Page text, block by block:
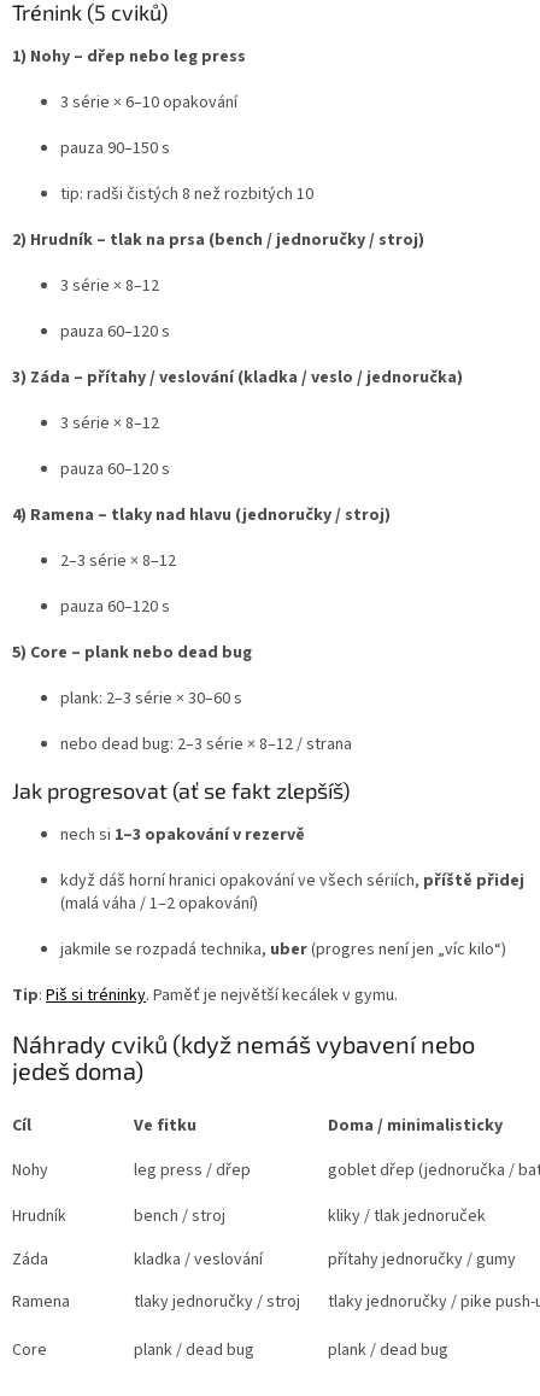
Trénink (5 cviků)
1) Nohy – dřep nebo leg press
3 série × 6–10 opakování
pauza 90–150 s
tip: radši čistých 8 než rozbitých 10
2) Hrudník – tlak na prsa (bench / jednoručky / stroj)
3 série × 8–12
pauza 60–120 s
3) Záda – přítahy / veslování (kladka / veslo / jednoručka)
3 série × 8–12
pauza 60–120 s
4) Ramena – tlaky nad hlavu (jednoručky / stroj)
2–3 série × 8–12
pauza 60–120 s
5) Core – plank nebo dead bug
plank: 2–3 série × 30–60 s
nebo dead bug: 2–3 série × 8–12 / strana
Jak progresovat (ať se fakt zlepšíš)
nech si 1–3 opakování v rezervě
když dáš horní hranici opakování ve všech sériích, příště přidej
(malá váha / 1–2 opakování)
jakmile se rozpadá technika, uber(progres není jen „víc kilo“)
Tip: Piš si tréninky. Paměť je největší kecálek v gymu.
Náhrady cviků (když nemáš vybavení nebo
jedeš doma)
Cíl Ve fitku
Doma / minimalisticky
Nohy
leg press / dřep
goblet dřep (jednoručka /
Hrudník
bench / stroj
kliky / tlak jednoruček
Záda
kladka / veslování
přítahy jednoručky / gumy
Ramena
tlaky jednoručky / stroj
tlaky jednoručky / pike push-
Core
plank / dead bug plank / dead bug